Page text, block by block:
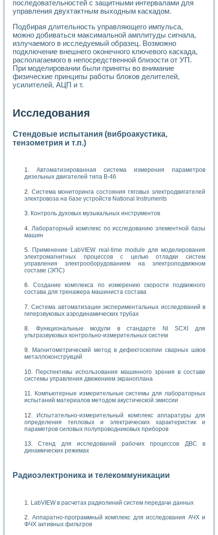
последовательностей с защитными интервалами для
управления двухтактным выходным каскадом.
Подбирая длительность управляющего импульса,
можно добиваться максимальной амплитуды сигнала,
излучаемого в исследуемый образец. Возможно
подключение внешнего оконечного ключевого каскада,
располагаемого в непосредственной близости от УП.
При моделировании были приняты во внимание
физические принципы работы блоков делителей,
усилителей, АЦП и т.
Исследования
Стендовые испытания (виброакустика,
тензометрия и т.п.)
Автоматизированная система измерения параметров
дизельных двигателей типа В-46
Система мониторинга состояния тяговых электродвигателей
электровоза на базе устройств National Instruments
Контроль духовых музыкальных инструментов
Лабораторный комплекс по исследованию элементной базы
машин
Применение LabVIEW real-time module для моделирования
электромагнитных процессов с целью отладки систем
управления электрооборудованием на электроподвижном
составе (ЭПС)
Создание комплекса по измерению скорости подвижного
состава для тренажера машиниста состава
Система автоматизации экспериментальных исследований в
гиперзвуковых аэродинамических трубах
Функциональные модули в стандарте Nl SCXI для
ультразвуковых контрольно-измерительных систем
Магнитометрический метод в дефектоскопии сварных швов
металлоконструкций
Перспективы использования машинного зрения в составе
системы управления движением экраноплана
Компьютерные измерительные системы для лабораторных
испытаний материалов методом акустической эмиссии
Испытательно-измерительный комплекс аппаратуры для
определения тепловых и электрических характеристик и
параметров силовых полупроводниковых приборов
Стенд для исследований рабочих процессов ДВС в
динамических режимах
Радиоэлектроника и телекоммуникации
LabVIEW в расчетах радиолиний систем передачи данных
Аппаратно-программный комплекс для исследования АЧХ и
ФЧХ активных фильтров